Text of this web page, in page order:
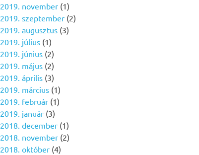
2019. november (1)
2019. szeptember (2)
2019. augusztus (3)
2019. július (1)
2019. június (2)
2019. május (2)
2019. április (3)
2019. március (1)
2019. február (1)
2019. január (3)
2018. december (1)
2018. november (2)
2018. október (4)